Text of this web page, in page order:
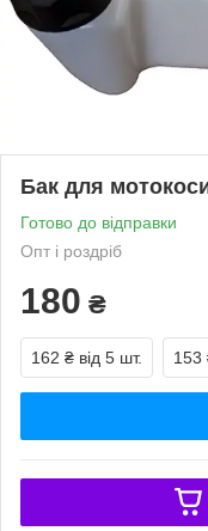
Бак для
Готово до відправки
Опт і роздріб
180 ₴
162 ₴ від 5 шт. 153